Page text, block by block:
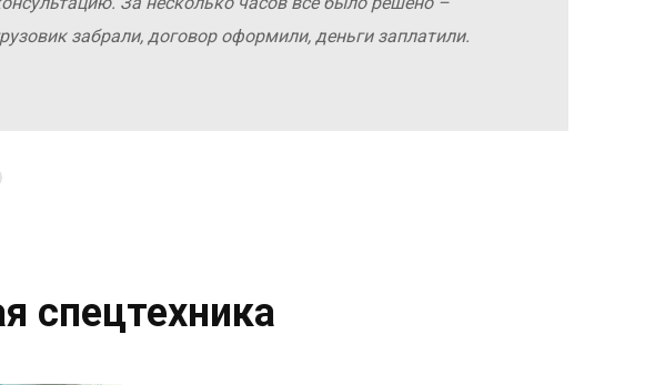
забрали, договор оформили, деньги заплатили.
спецтехника